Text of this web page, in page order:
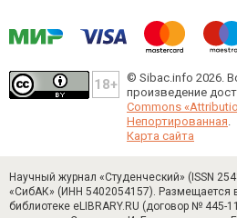
© Sibac.info 2026.
произведение
Commons
Непортированная.
Карта сайта
Научный журнал «Студенческий» (ISSN
«СибАК» (ИНН 5402054157). Размещается
библиотеке eLIBRARY.RU (договор № 445-